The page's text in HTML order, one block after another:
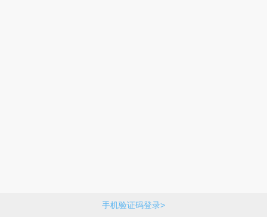
手机验证码登录>